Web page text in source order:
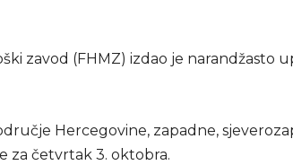
zavod (FHMZ) izdao je narandžasto
Hercegovine, zapadne,
za četvrtak 3. oktobra.